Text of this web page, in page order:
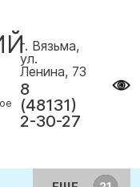
г. Вязьма,
ул.
Ленина, 73
8
(48131)
2-30-27